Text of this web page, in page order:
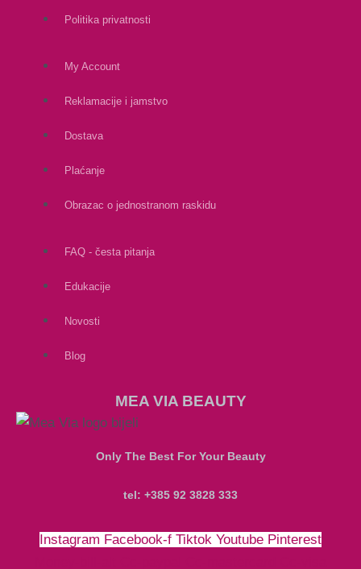
Politika privatnosti
My Account
Reklamacije i jamstvo
Dostava
Plaćanje
Obrazac o jednostranom raskidu
FAQ - česta pitanja
Edukacije
Novosti
Blog
MEA VIA BEAUTY
Only The Best For Your Beauty
tel: +385 92 3828 333
Instagram Facebook-f Tiktok Youtube Pinterest